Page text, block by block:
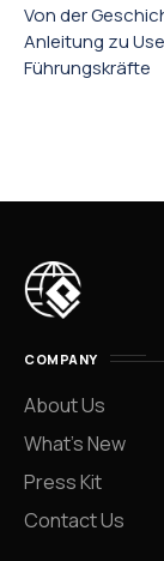
Von der
Anleitung zu
Führungskräfte
COMPANY
About Us
What’s New
Press Kit
Contact Us